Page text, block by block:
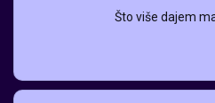
Što više dajem